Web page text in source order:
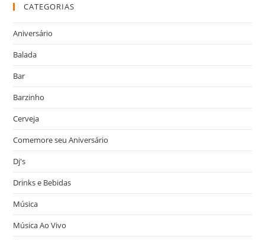
CATEGORIAS
Aniversário
Balada
Bar
Barzinho
Cerveja
Comemore seu Aniversário
Dj's
Drinks e Bebidas
Música
Música Ao Vivo